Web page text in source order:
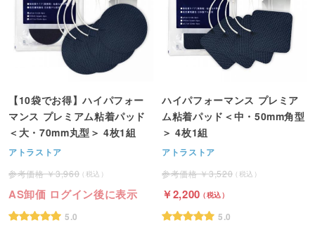
【10袋でお得】ハイパフォー
マンス プレミアム粘着パッド
＜大・70mm丸型＞ 4枚1組
アトラストア
3,960
AS卸価 ログイン後に表示
5.0
ハイパフォーマンス プレミア
ム粘着パッド＜中・50mm角型
＞ 4枚1組
アトラストア
3,520
2,200
5.0